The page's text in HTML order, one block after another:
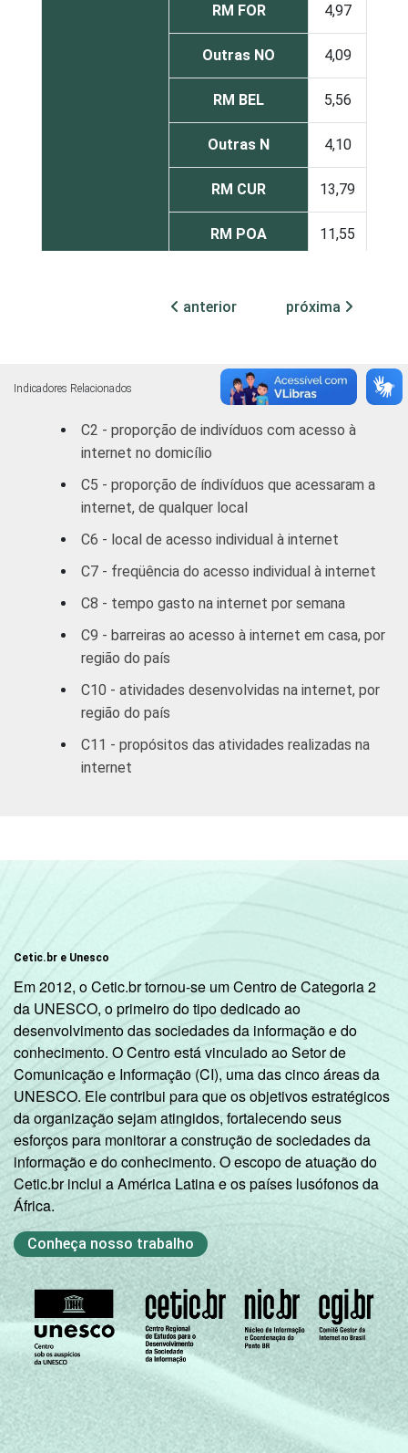
RM FOR 4,97
Outras NO 4,09
RM BEL 5,56
Outras N 4,10
RM CUR 13,79
RM POA 11,55
Outras CO 7,64
FAMILIAR
R$301-R$500
R$501-R$1000
R$1001-R$1800 11,70
GRAU DE
INSTRUÇÃO
Analfabeto/
incompleto
completo
2,69
Fundamental 2
Médio
completo
Universitário
incompleto
33,61
Universitário
completo
42,84
SEXO Masculino 11,31
7,90
CLASSE
SOCIAL
A 63,33
33,97
C 7,63
DE 0,95
anterior próxima
Indicadores Relacionados
C2 - proporção de indivíduos com acesso à
internet no domicílio
C5 - proporção de índivíduos que acessaram a
internet, de qualquer local
C6 - local de acesso individual à internet
C7 - freqüência do acesso individual à internet
C8 - tempo gasto na internet por semana
C9 - barreiras ao acesso à internet em casa, por
região do país
C10 - atividades desenvolvidas na internet, por
região do país
C11 - propósitos das atividades realizadas na
internet
Cetic.br e Unesco
Em 2012, o Cetic.br tornou-se um Centro de Categoria 2
da UNESCO, o primeiro do tipo dedicado ao
desenvolvimento das sociedades da informação e do
conhecimento. O Centro está vinculado ao Setor de
Comunicação e Informação (CI), uma das cinco áreas da
UNESCO. Ele contribui para que os objetivos estratégicos
da organização sejam atingidos, fortalecendo seus
esforços para monitorar a construção de sociedades da
informação e do conhecimento. O escopo de atuação do
Cetic.br inclui a América Latina e os países lusófonos da
África.
Conheça nosso trabalho